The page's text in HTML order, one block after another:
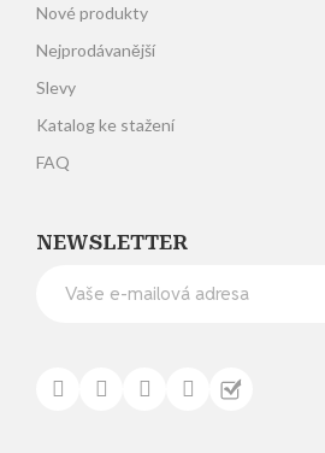
Nové produkty
Nejprodávanější
Slevy
Katalog ke stažení
FAQ
NEWSLETTER